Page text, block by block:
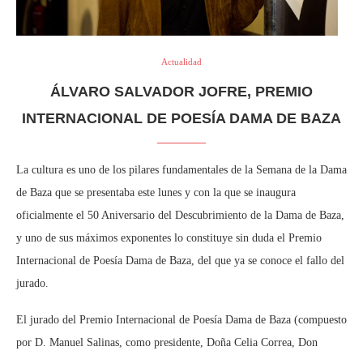
Actualidad
ÁLVARO SALVADOR JOFRE, PREMIO
INTERNACIONAL DE POESÍA DAMA DE BAZA
La cultura es uno de los pilares fundamentales de la Semana de la Dama
de Baza que se presentaba este lunes y con la que se inaugura
oficialmente el 50 Aniversario del Descubrimiento de la Dama de Baza,
y uno de sus máximos exponentes lo constituye sin duda el Premio
Internacional de Poesía Dama de Baza, del que ya se conoce el fallo del
jurado.
El jurado del Premio Internacional de Poesía Dama de Baza (compuesto
por D. Manuel Salinas, como presidente, Doña Celia Correa, Don